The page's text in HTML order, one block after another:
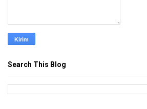
Search This Blog